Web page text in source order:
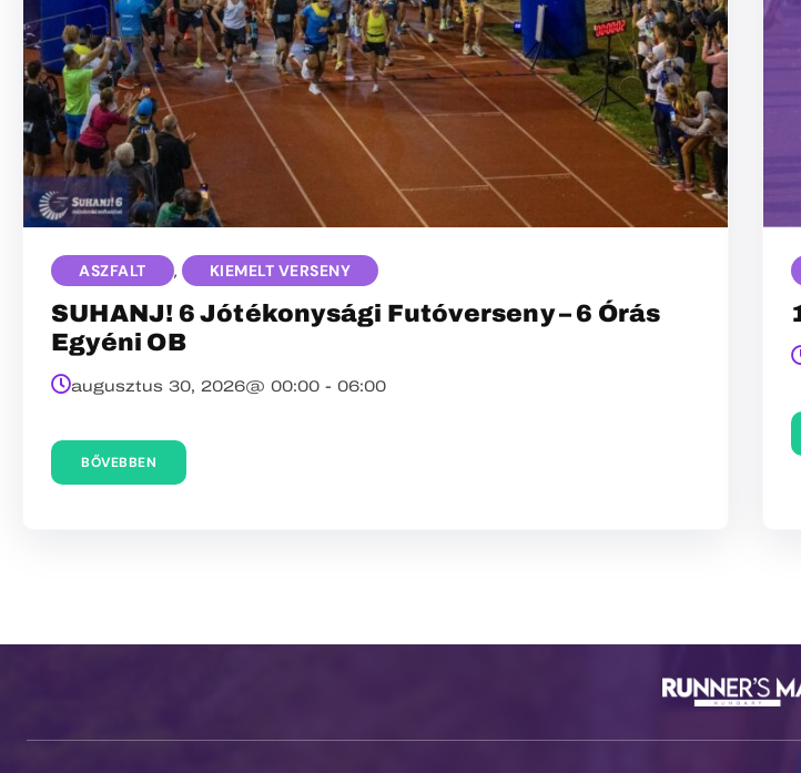
ASZFALT , KIEMELT VERSENY
SUHANJ! 6 Jótékonysági Futóverseny – 6 Órás
Egyéni OB
augusztus 30, 2026@ 00:00 - 06:00
BŐVEBBEN